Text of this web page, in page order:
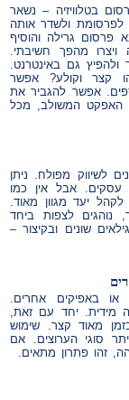
בטלוויזיה – נשאר
לפרסומת ולשדר אותה
פרסום גרילה והוסיף
מהפך חשיבתי.
גם באינטרנט.
קצר וקולע? אפשר
אפשר להגביר את
האפקט המשולב, מכל
לשיווק מפולח. ניתן
עסקים. אבל אין כמו
יעד מגוון מאוד.
נוהגים לצפות ביחד
שונים ובקיצור –
או באפיקים אחרים.
מידית. יחד עם זאת,
מאוד קצר. שימוש
סוגי הערוצים. אם
זהו פתרון מתאים.